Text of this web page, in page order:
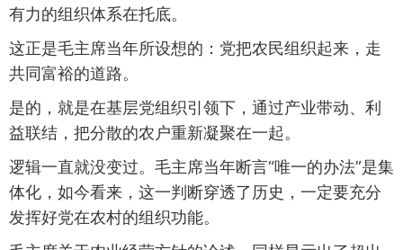
有力的组织体系在托底。
这正是毛主席当年所设想的：党把农民组织起来，走
共同富裕的道路。
是的，就是在基层党组织引领下，通过产业带动、利
益联结，把分散的农户重新凝聚在一起。
逻辑一直就没变过。毛主席当年断言“唯一的办法”是集
体化，如今看来，这一判断穿透了历史，一定要充分
发挥好党在农村的组织功能。